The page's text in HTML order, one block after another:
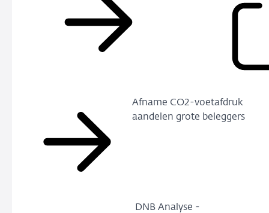
Afname CO2-voetafdruk
aandelen grote beleggers
DNB Analyse -